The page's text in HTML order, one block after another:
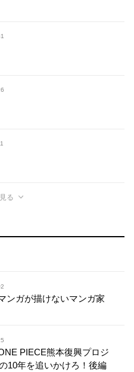
る
ンガが描けないマンガ家
PIECE熊本復興プロジ
10年を追いかけろ！後編